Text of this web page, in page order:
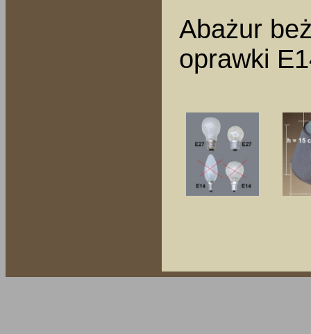
Abażur
oprawki